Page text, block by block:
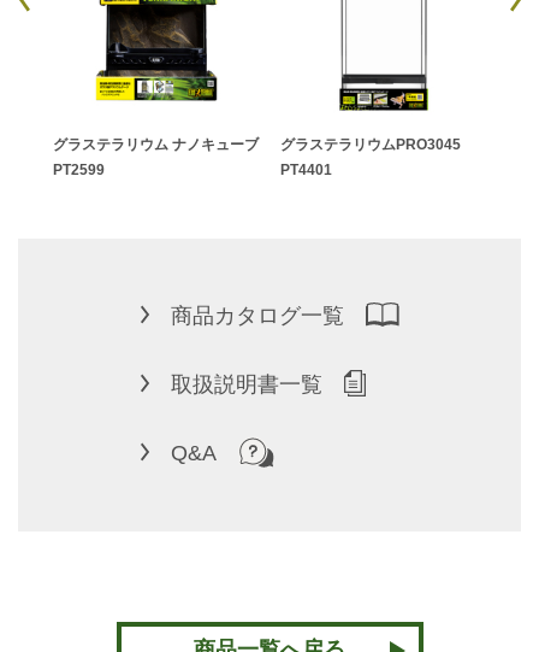
グラステラリウム ナノキューブ
PT2599
グラステラリウムPRO3045
PT4401
商品カタログ一覧
取扱説明書一覧
Q&A